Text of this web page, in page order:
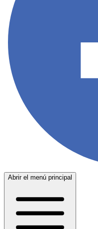
Abrir el menú principal